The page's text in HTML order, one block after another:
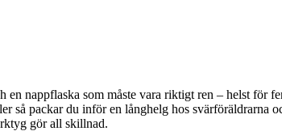
nappflaska som måste vara riktigt ren – helst för
så packar du inför en långhelg hos svärföräldrarna
gör all skillnad.